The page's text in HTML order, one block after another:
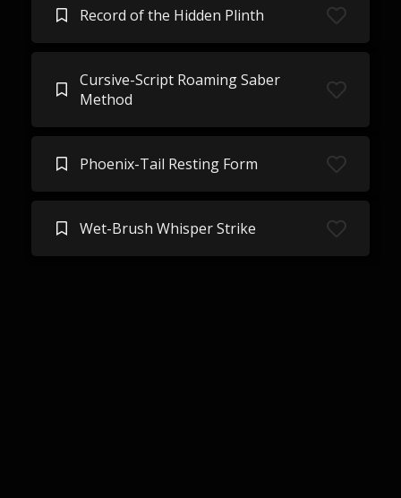
Record of the Hidden Plinth
Cursive-Script Roaming Saber
Method
Phoenix-Tail Resting Form
Wet-Brush Whisper Strike